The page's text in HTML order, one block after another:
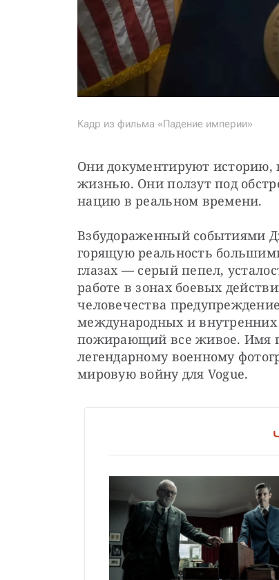
Кадр из фильма «Падение империи»
Они документируют
жизнью. Они ползут под
нацию в реальном времени.
Взбудораженный событиями
горящую реальность
глазах — серый пепел,
работе в зонах боевых
человечества
международных и внутренних
пожирающий все живое. Имя
легендарному военному
мировую войну для Vogue.